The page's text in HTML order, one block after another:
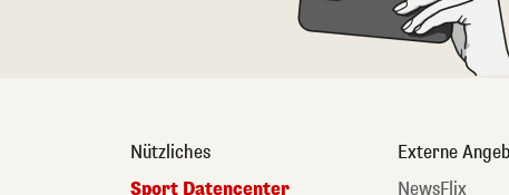
Nützliches
Sport Datencenter
Externe
NewsFlix